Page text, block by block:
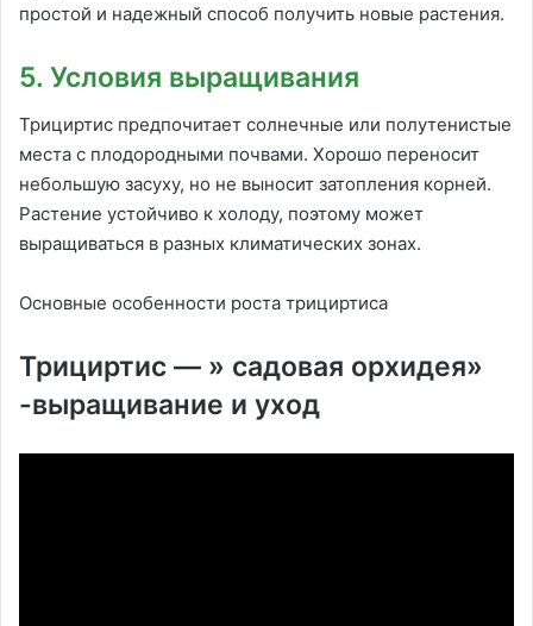
простой и надежный способ получить новые растения.
5. Условия выращивания
Трициртис предпочитает солнечные или полутенистые
места с плодородными почвами. Хорошо переносит
небольшую засуху, но не выносит затопления корней.
Растение устойчиво к холоду, поэтому может
выращиваться в разных климатических зонах.
Основные особенности роста трициртиса
Трициртис — » садовая орхидея»
-выращивание и уход